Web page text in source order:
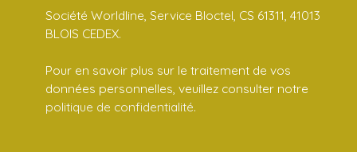
Société Worldline, Service Bloctel, CS 61311, 41013
BLOIS CEDEX.
Pour en savoir plus sur le traitement de vos
données personnelles, veuillez consulter notre
politique de confidentialité.